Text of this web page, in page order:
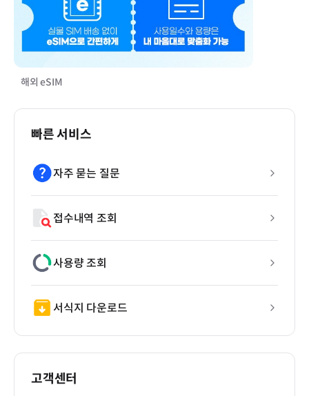
해외 eSIM
빠른 서비스
자주 묻는 질문
접수내역 조회
사용량 조회
서식지 다운로드
고객센터